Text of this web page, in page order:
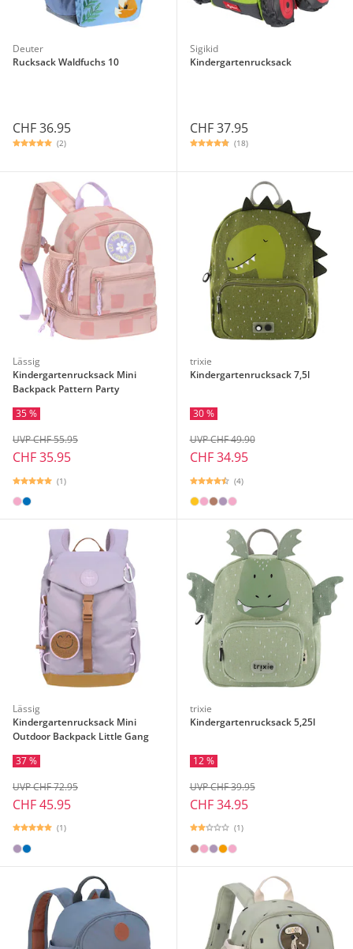
Deuter
Rucksack Waldfuchs 10
CHF 36.95
(2)
Sigikid
Kindergartenrucksack
CHF 37.95
(18)
Lässig
Kindergartenrucksack Mini
Backpack Pattern Party
35 %
CHF 35.95
UVP CHF 55.95
(1)
trixie
Kindergartenrucksack 7,5l
30 %
CHF 34.95
UVP CHF 49.90
(4)
Lässig
Kindergartenrucksack Mini
Outdoor Backpack Little Gang
37 %
CHF 45.95
UVP CHF 72.95
(1)
trixie
Kindergartenrucksack 5,25l
12 %
CHF 34.95
UVP CHF 39.95
(1)